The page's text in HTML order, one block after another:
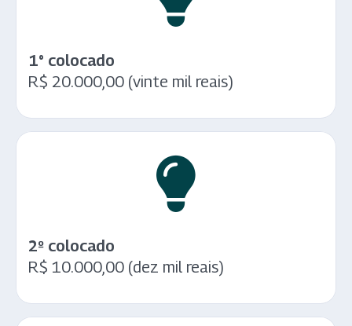
1° colocado
R$ 20.000,00 (vinte mil reais)
2º colocado
R$ 10.000,00 (dez mil reais)